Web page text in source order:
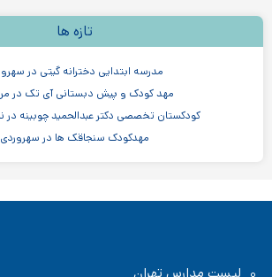
تازه ها
مدرسه ابتدایی دخترانه گیتی در
مهد کودک و پیش دبستانی آی تک در
کودکستان تخصصی دکتر عبدالحمید چوبینه در
مهدکودک سنجاقک ها در سهروردی
موسسه اندیشه کیان ابر سفید در
لیست مدارس تهران